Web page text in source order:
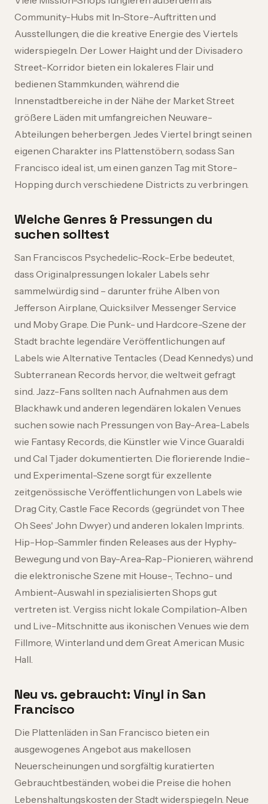
Community-Hubs mit In-Store-Auftritten und
Ausstellungen, die die kreative Energie des Viertels
widerspiegeln. Der Lower Haight und der Divisadero
Street-Korridor bieten ein lokaleres Flair und
bedienen Stammkunden, während die
Innenstadtbereiche in der Nähe der Market Street
größere Läden mit umfangreichen Neuware-
Abteilungen beherbergen. Jedes Viertel bringt seinen
eigenen Charakter ins Plattenstöbern, sodass San
Francisco ideal ist, um einen ganzen Tag mit Store-
Hopping durch verschiedene Districts zu verbringen.
Welche Genres & Pressungen du
suchen solltest
San Franciscos Psychedelic-Rock-Erbe bedeutet,
dass Originalpressungen lokaler Labels sehr
sammelwürdig sind – darunter frühe Alben von
Jefferson Airplane, Quicksilver Messenger Service
und Moby Grape. Die Punk- und Hardcore-Szene der
Stadt brachte legendäre Veröffentlichungen auf
Labels wie Alternative Tentacles (Dead Kennedys) und
Subterranean Records hervor, die weltweit gefragt
sind. Jazz-Fans sollten nach Aufnahmen aus dem
Blackhawk und anderen legendären lokalen Venues
suchen sowie nach Pressungen von Bay-Area-Labels
wie Fantasy Records, die Künstler wie Vince Guaraldi
und Cal Tjader dokumentierten. Die florierende Indie-
und Experimental-Szene sorgt für exzellente
zeitgenössische Veröffentlichungen von Labels wie
Drag City, Castle Face Records (gegründet von Thee
Oh Sees' John Dwyer) und anderen lokalen Imprints.
Hip-Hop-Sammler finden Releases aus der Hyphy-
Bewegung und von Bay-Area-Rap-Pionieren, während
die elektronische Szene mit House-, Techno- und
Ambient-Auswahl in spezialisierten Shops gut
vertreten ist. Vergiss nicht lokale Compilation-Alben
und Live-Mitschnitte aus ikonischen Venues wie dem
Fillmore, Winterland und dem Great American Music
Hall.
Neu vs. gebraucht: Vinyl in San
Francisco
Die Plattenläden in San Francisco bieten ein
ausgewogenes Angebot aus makellosen
Neuerscheinungen und sorgfältig kuratierten
Gebrauchtbeständen, wobei die Preise die hohen
Lebenshaltungskosten der Stadt widerspiegeln. Neue